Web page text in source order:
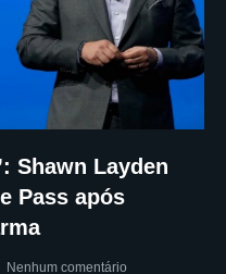
Shawn Layden
Pass após
Nenhum comentário